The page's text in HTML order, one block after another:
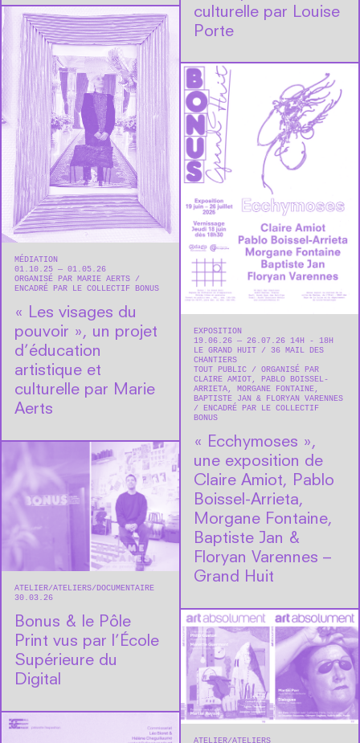
culturelle par Louise
Porte
MÉDIATION
01.10.25 — 01.05.26
ORGANISÉ PAR MARIE AERTS
ENCADRÉ PAR LE COLLECTIF BONUS
« Les visages du
pouvoir », un projet
d’éducation
artistique et
culturelle par Marie
Aerts
EXPOSITION
19.06.26 — 26.07.26 14H - 18H
LE GRAND HUIT
36 MAIL DES
CHANTIERS
TOUT PUBLIC
ORGANISÉ PAR
CLAIRE AMIOT, PABLO BOISSEL-
ARRIETA, MORGANE FONTAINE,
BAPTISTE JAN & FLORYAN VARENNES
ENCADRÉ PAR LE COLLECTIF
BONUS
« Ecchymoses »,
une exposition de
Claire Amiot, Pablo
Boissel-Arrieta,
Morgane Fontaine,
Baptiste Jan &
Floryan Varennes –
Grand Huit
ATELIER ATELIERS
DOCUMENTAIRE
30.03.26
Bonus & le Pôle
Print vus par l’École
Supérieure du
Digital
ATELIER ATELIERS